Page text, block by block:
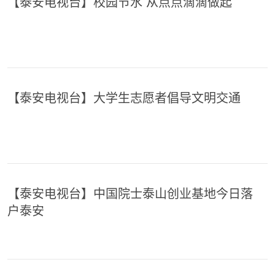
【泰安电视台】大学生志愿者倡导文明交通
【泰安电视台】中国院士泰山创业基地今日落
户泰安